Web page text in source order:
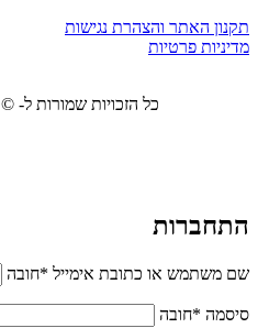
תקנון האתר והצהרת נגישות
מדיניות פרטיות
כל הזכויות שמורות ל- © 2014 OrcaShop
התחברות
שם משתמש או כתובת אימייל *חובה
סיסמה *חובה